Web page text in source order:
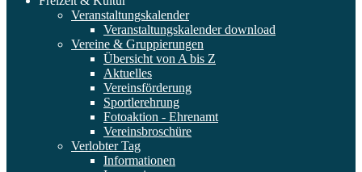
Veranstaltungskalender
Veranstaltungskalender download
Vereine & Gruppierungen
Übersicht von A bis Z
Aktuelles
Vereinsförderung
Sportlerehrung
Fotoaktion - Ehrenamt
Vereinsbroschüre
Verlobter Tag
Informationen